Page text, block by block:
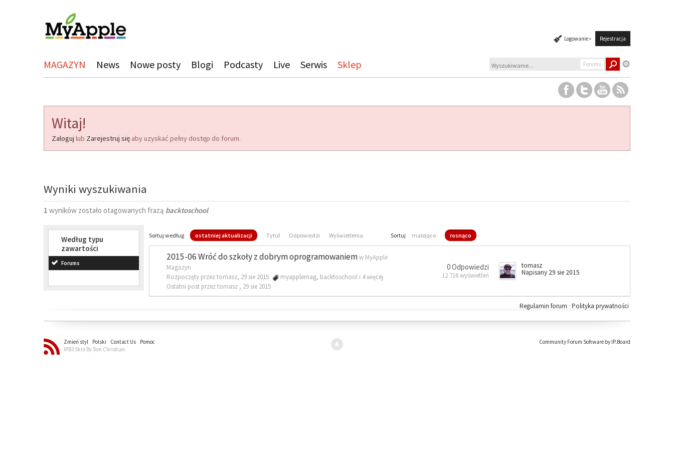
Logowanie » Rejestracja
MAGAZYN News Nowe posty Blogi Podcasty Live Serwis Sklep Forums
Witaj!
Zaloguj lub Zarejestruj się aby uzyskać pełny dostęp do forum.
Wyniki wyszukiwania
1 wyników zostało otagowanych frazą backtoschool
Według typu
zawartości
Forums
Sortuj według ostatniej aktualizacji Tytuł Odpowiedzi Wyświetlenia Sortuj malejąco rosnąco
2015-06 Wróć do szkoły z dobrym oprogramowaniemw MyApple
Magazyn
Rozpoczęty przez tomasz, 29 sie 2015
myapplemag, backtoschool i 4 więcej
Ostatni post przez tomasz , 29 sie 2015
0 Odpowiedzi
12 716 wyświetleń
tomasz
Napisany 29 sie 2015
Polityka prywatności
Regulamin forum ·
Zmień styl Polski Contact Us
Pomoc
IPB3 Skin By Tom Christian.
Community Forum Software by IP.Board